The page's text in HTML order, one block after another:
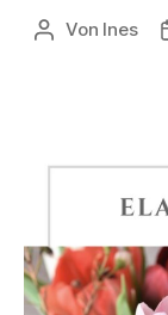
Beitragsautor
Von Ines